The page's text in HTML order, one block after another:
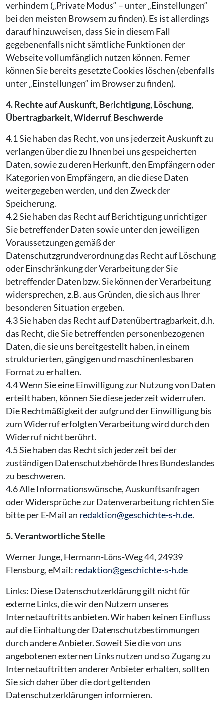
verhindern („Private Modus“ – unter „Einstellungen“
bei den meisten Browsern zu finden). Es ist allerdings
darauf hinzuweisen, dass Sie in diesem Fall
gegebenenfalls nicht sämtliche Funktionen der
Webseite vollumfänglich nutzen können. Ferner
können Sie bereits gesetzte Cookies löschen (ebenfalls
unter „Einstellungen“ im Browser zu finden).
4. Rechte auf Auskunft, Berichtigung, Löschung,
Übertragbarkeit, Widerruf, Beschwerde
4.1 Sie haben das Recht, von uns jederzeit Auskunft zu
verlangen über die zu Ihnen bei uns gespeicherten
Daten, sowie zu deren Herkunft, den Empfängern oder
Kategorien von Empfängern, an die diese Daten
weitergegeben werden, und den Zweck der
Speicherung.
4.2 Sie haben das Recht auf Berichtigung unrichtiger
Sie betreffender Daten sowie unter den jeweiligen
Voraussetzungen gemäß der
Datenschutzgrundverordnung das Recht auf Löschung
oder Einschränkung der Verarbeitung der Sie
betreffender Daten bzw. Sie können der Verarbeitung
widersprechen, z.B. aus Gründen, die sich aus Ihrer
besonderen Situation ergeben.
4.3 Sie haben das Recht auf Datenübertragbarkeit, d.h.
das Recht, die Sie betreffenden personenbezogenen
Daten, die sie uns bereitgestellt haben, in einem
strukturierten, gängigen und maschinenlesbaren
Format zu erhalten.
4.4 Wenn Sie eine Einwilligung zur Nutzung von Daten
erteilt haben, können Sie diese jederzeit widerrufen.
Die Rechtmäßigkeit der aufgrund der Einwilligung bis
zum Widerruf erfolgten Verarbeitung wird durch den
Widerruf nicht berührt.
4.5 Sie haben das Recht sich jederzeit bei der
zuständigen Datenschutzbehörde Ihres Bundeslandes
zu beschweren.
4.6 Alle Informationswünsche, Auskunftsanfragen
oder Widersprüche zur Datenverarbeitung richten Sie
bitte per E-Mail an redaktion@geschichte-s-h.de.
5. Verantwortliche Stelle
Werner Junge, Hermann-Löns-Weg 44, 24939
Flensburg, eMail: redaktion@geschichte-s-h.de
Links: Diese Datenschutzerklärung gilt nicht für
externe Links, die wir den Nutzern unseres
Internetauftritts anbieten. Wir haben keinen Einfluss
auf die Einhaltung der Datenschutzbestimmungen
durch andere Anbieter. Soweit Sie die von uns
angebotenen externen Links nutzen und so Zugang zu
Internetauftritten anderer Anbieter erhalten, sollten
Sie sich daher über die dort geltenden
Datenschutzerklärungen informieren.